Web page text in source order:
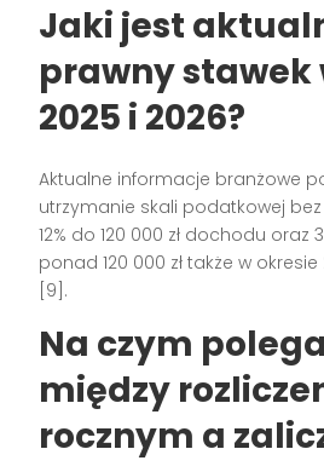
Jaki jest
prawny stawek
2025 i 2026?
Aktualne informacje branżowe
utrzymanie skali podatkowej
12% do 120 000 zł dochodu oraz
ponad 120 000 zł także w
[9].
Na czym
między
rocznym a